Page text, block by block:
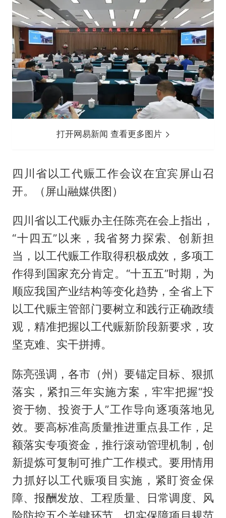
打开网易新闻 查看更多图片
四川省以工代赈工作会议在宜宾屏山召
开。（屏山融媒供图）
四川省以工代赈办主任陈亮在会上指出，
“十四五”以来，我省努力探索、创新担
当，以工代赈工作取得积极成效，多项工
作得到国家充分肯定。“十五五”时期，为
顺应我国产业结构等变化趋势，全省上下
以工代赈主管部门要树立和践行正确政绩
观，精准把握以工代赈新阶段新要求，攻
坚克难、实干拼搏。
陈亮强调，各市（州）要锚定目标、狠抓
落实，紧扣三年实施方案，牢牢把握“投
资于物、投资于人”工作导向逐项落地见
效。要高标准高质量推进重点县工作，足
额落实专项资金，推行滚动管理机制，创
新提炼可复制可推广工作模式。要用情用
力抓好以工代赈项目实施，紧盯资金保
障、报酬发放、工程质量、日常调度、风